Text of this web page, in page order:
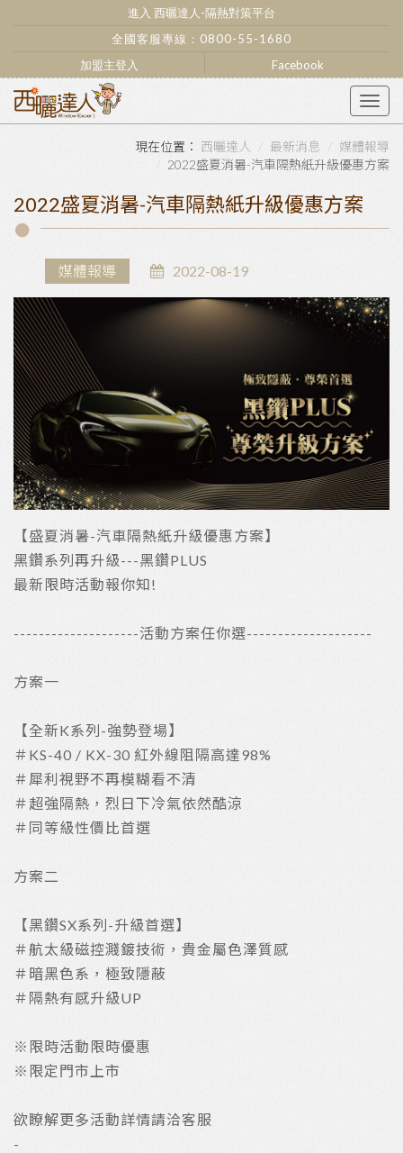
進入 西曬達人-隔熱對策平台
全國客服專線： 0800-55-1680
加盟主登入
Facebook
西曬達人 最新消息
媒體報導
2022盛夏消暑-汽車隔熱紙升級優惠方案
2022盛夏消暑-汽車隔熱紙升級優惠方案
媒體報導 2022-08-19
【盛夏消暑-汽車隔熱紙升級優惠方案】
黑鑽系列再升級---黑鑽PLUS
最新限時活動報你知!
--------------------活動方案任你選--------------------
方案一
【全新K系列-強勢登場】
＃KS-40 / KX-30 紅外線阻隔高達98%
＃犀利視野不再模糊看不清
＃超強隔熱，烈日下冷氣依然酷涼
＃同等級性價比首選
方案二
【黑鑽SX系列-升級首選】
＃航太級磁控濺鍍技術，貴金屬色澤質感
＃暗黑色系，極致隱蔽
＃隔熱有感升級UP
※限時活動限時優惠
※限定門市上市
欲瞭解更多活動詳情請洽客服
-